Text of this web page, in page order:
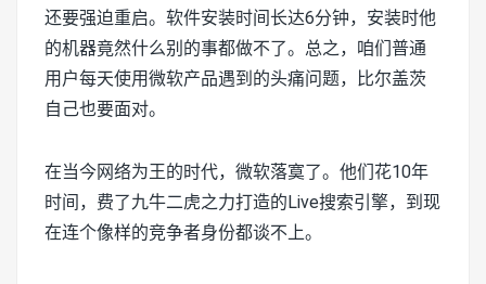
还要强迫重启。软件安装时间长达6分钟，安装时他
的机器竟然什么别的事都做不了。总之，咱们普通
用户每天使用微软产品遇到的头痛问题，比尔盖茨
自己也要面对。
在当今网络为王的时代，微软落寞了。他们花10年
时间，费了九牛二虎之力打造的Live搜索引擎，到现
在连个像样的竞争者身份都谈不上。